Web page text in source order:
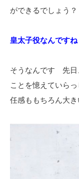
ができるでしょう？
皇太子役なんですね
そうなんです 先日
ことを憶えていら
任感ももちろん大き